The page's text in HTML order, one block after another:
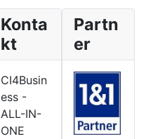
Konta
kt
CI4Busin
ess -
ALL-IN-
ONE
Partn
er